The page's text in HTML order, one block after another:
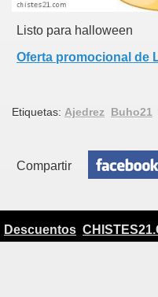
Listo para halloween
Oferta promocional de
Etiquetas: Ajedrez Buho21
Compartir
Descuentos